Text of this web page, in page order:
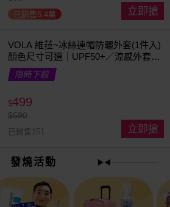
已銷售5.4萬 立即搶
VOLA 維菈~冰絲連帽防曬外套(1件入)
顏色尺寸可選｜UPF50+／涼感外套／
可拆帽簷／馬尾孔設計／機車族防曬
限時下殺
$499
$590
已銷售151 立即搶
發燒活動